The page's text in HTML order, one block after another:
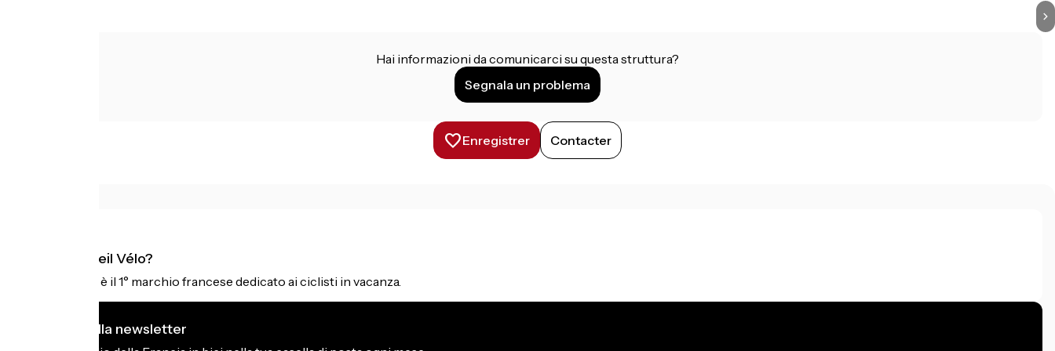
Hai informazioni da comunicarci su questa struttura?
Segnala un problema
Enregistrer Contacter
Cos'è Accueil Vélo?
Accueil Vélo è il 1° marchio francese dedicato ai ciclisti in vacanza.
Mi iscrivo alla newsletter